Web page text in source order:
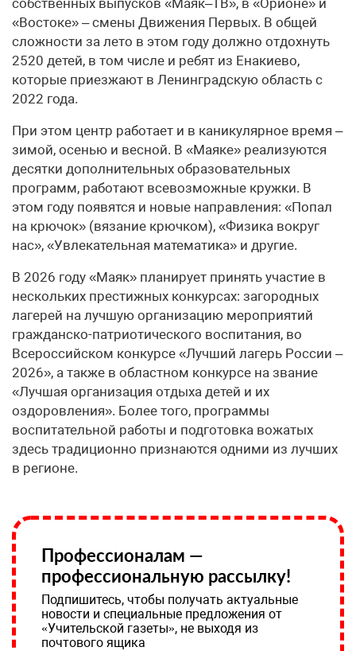
«Востоке» – смены Движения Первых. В общей
сложности за лето в этом году должно отдохнуть
2520 детей, в том числе и ребят из Енакиево,
которые приезжают в Ленинградскую область с
2022 года.
При этом центр работает и в каникулярное время –
зимой, осенью и весной. В «Маяке» реализуются
десятки дополнительных образовательных
программ, работают всевозможные кружки. В
этом году появятся и новые направления: «Попал
на крючок» (вязание крючком), «Физика вокруг
нас», «Увлекательная математика» и другие.
В 2026 году «Маяк» планирует принять участие в
нескольких престижных конкурсах: загородных
лагерей на лучшую организацию мероприятий
гражданско-патриотического воспитания, во
Всероссийском конкурсе «Лучший лагерь России –
2026», а также в областном конкурсе на звание
«Лучшая организация отдыха детей и их
оздоровления». Более того, программы
воспитательной работы и подготовка вожатых
здесь традиционно признаются одними из лучших
в регионе.
Профессионалам —
профессиональную рассылку!
Подпишитесь, чтобы получать актуальные
новости и специальные предложения от
«Учительской газеты», не выходя из
почтового ящика